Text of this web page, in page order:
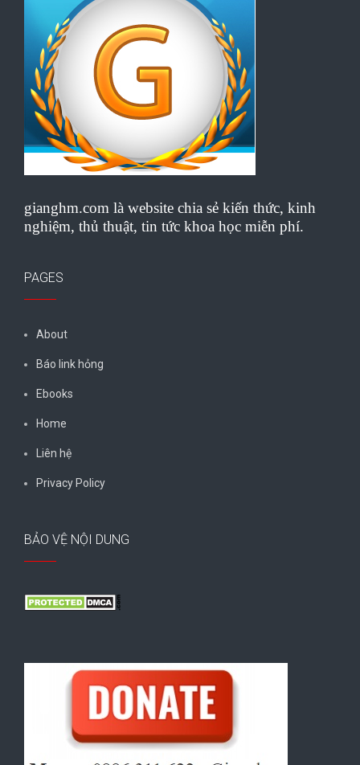
gianghm.com là website chia sẻ kiến thức, kinh
nghiệm, thủ thuật, tin tức khoa học miễn phí.
PAGES
About
Báo link hỏng
Ebooks
Home
Liên hệ
Privacy Policy
BẢO VỆ NỘI DUNG